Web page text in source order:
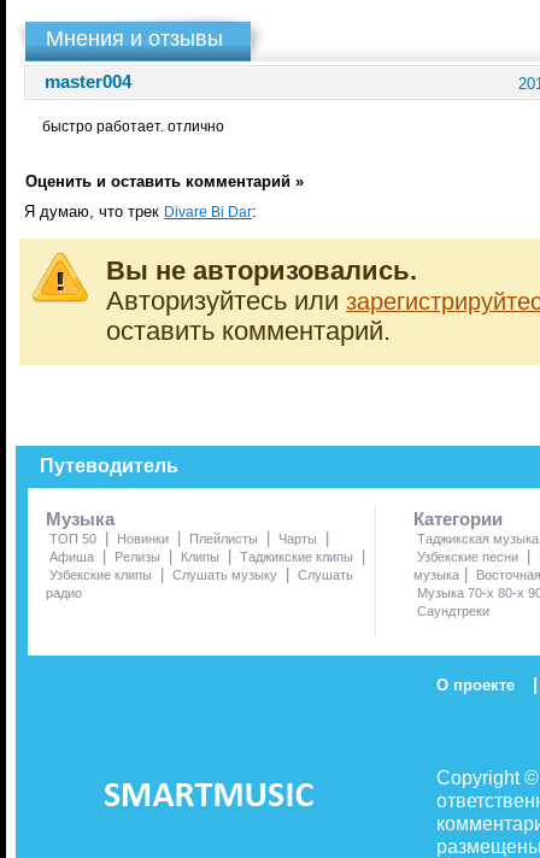
Мнения и отзывы
master004
быстро работает. отлично
Оценить и оставить комментарий »
Я думаю, что трек Divare Bi Dar:
Вы не авторизовались.
Авторизуйтесь или
оставить комментарий.
Путеводитель
Музыка
ТОП 50 | Новинки | Плейлисты | Чарты |
Афиша | Релизы | Клипы | Таджикские клипы |
Узбекские клипы | Слушать музыку | Слушать
радио
Категории
Таджикская музыка
Узбекские песни
|
музыка |
Музыка 70-х 80-х
Саундтреки
О проекте |
Copyright
размещены